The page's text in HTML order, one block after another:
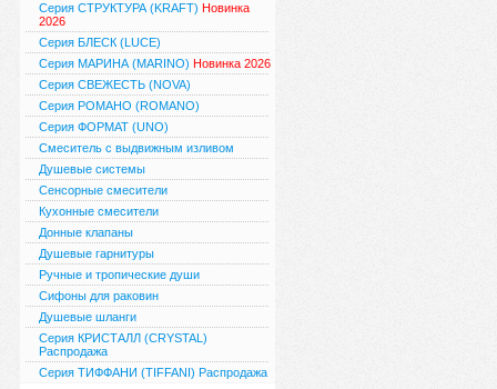
Серия СТРУКТУРА (KRAFT) Новинка
2026
Серия БЛЕСК (LUCE)
Серия МАРИНА (MARINO) Новинка 2026
Серия СВЕЖЕСТЬ (NOVA)
Серия РОМАНО (ROMANO)
Серия ФОРМАТ (UNO)
Смеситель с выдвижным изливом
Душевые системы
Сенсорные смесители
Кухонные смесители
Донные клапаны
Душевые гарнитуры
Ручные и тропические души
Сифоны для раковин
Душевые шланги
Серия КРИСТАЛЛ (CRYSTAL)
Распродажа
Серия ТИФФАНИ (TIFFANI) Распродажа